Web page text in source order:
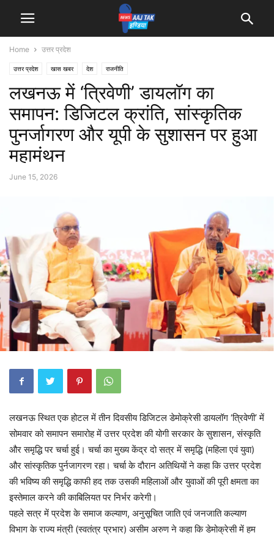
Home उत्तर प्रदेश
उत्तर प्रदेश खास खबर देश राजनीति
लखनऊ में ‘त्रिवेणी’ डायलॉग का
समापन: डिजिटल क्रांति, सांस्कृतिक
पुनर्जागरण और यूपी के सुशासन पर हुआ
महामंथन
June 15, 2026
लखनऊ स्थित एक होटल में तीन दिवसीय डिजिटल डेमोक्रेसी डायलॉग ‘त्रिवेणी’ में
सोमवार को समापन समारोह में उत्तर प्रदेश की योगी सरकार के सुशासन, संस्कृति
और समृद्धि पर चर्चा हुई। चर्चा का मुख्य केंद्र दो सत्र में समृद्धि (महिला एवं युवा)
और सांस्कृतिक पुर्नजागरण रहा। चर्चा के दौरान अतिथियों ने कहा कि उत्तर प्रदेश
की भविष्य की समृद्धि काफी हद तक उसकी महिलाओं और युवाओं की पूरी क्षमता का
इस्तेमाल करने की काबिलियत पर निर्भर करेगी।
पहले सत्र में प्रदेश के समाज कल्याण, अनुसूचित जाति एवं जनजाति कल्याण
विभाग के राज्य मंत्री (स्वतंत्र प्रभार) असीम अरुण ने कहा कि डेमोक्रेसी में हम